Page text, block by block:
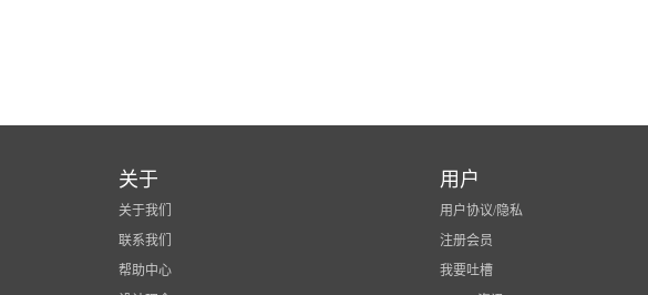
关于
关于我们
联系我们
帮助中心
用户
用户协议/隐私
注册会员
我要吐槽